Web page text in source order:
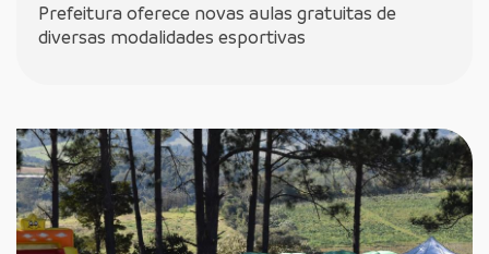
Prefeitura oferece novas aulas gratuitas de
diversas modalidades esportivas